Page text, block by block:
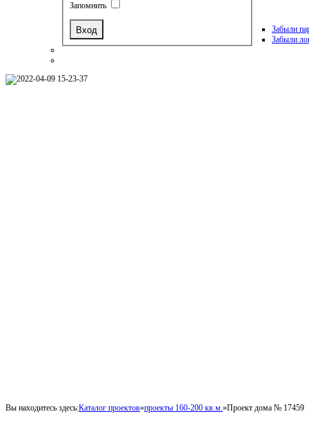
Запомнить
Забыли
Забыли
Вы находитесь здесь:Каталог проектов»проекты 160-200 кв.м. »Проект дома № 17459